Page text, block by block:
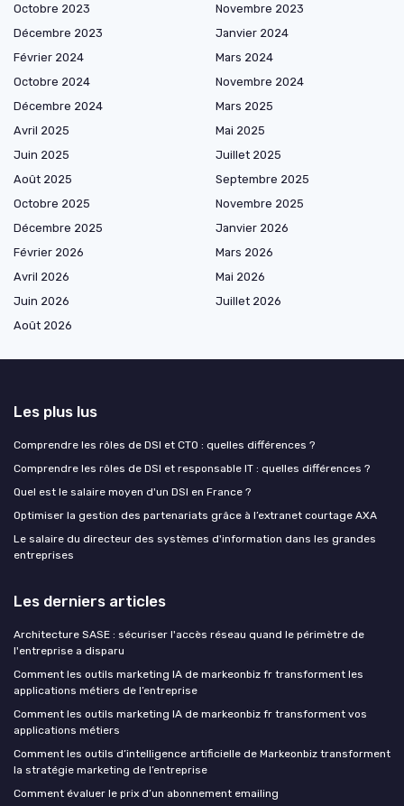
Octobre 2023
Novembre 2023
Décembre 2023
Janvier 2024
Février 2024
Mars 2024
Octobre 2024
Novembre 2024
Décembre 2024
Mars 2025
Avril 2025
Mai 2025
Juin 2025
Juillet 2025
Août 2025
Septembre 2025
Octobre 2025
Novembre 2025
Décembre 2025
Janvier 2026
Février 2026
Mars 2026
Avril 2026
Mai 2026
Juin 2026
Juillet 2026
Août 2026
Les plus lus
Comprendre les rôles de DSI et CTO : quelles différences ?
Comprendre les rôles de DSI et responsable IT : quelles différences ?
Quel est le salaire moyen d'un DSI en France ?
Optimiser la gestion des partenariats grâce à l’extranet courtage AXA
Le salaire du directeur des systèmes d'information dans les grandes
entreprises
Les derniers articles
Architecture SASE : sécuriser l'accès réseau quand le périmètre de
l'entreprise a disparu
Comment les outils marketing IA de markeonbiz fr transforment les
applications métiers de l’entreprise
Comment les outils marketing IA de markeonbiz fr transforment vos
applications métiers
Comment les outils d’intelligence artificielle de Markeonbiz transforment
la stratégie marketing de l’entreprise
Comment évaluer le prix d’un abonnement emailing